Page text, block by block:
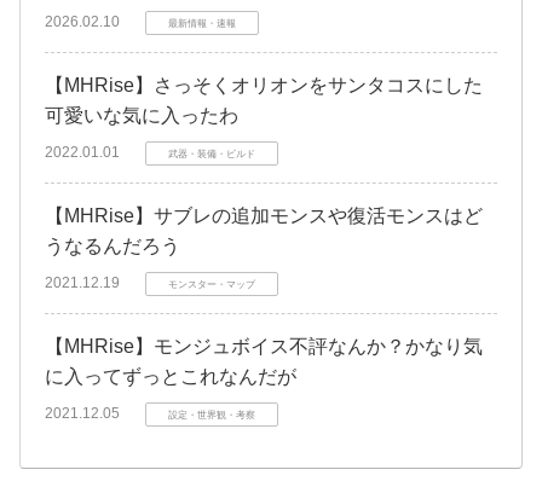
2026.02.10 最新情報・速報
【MHRise】さっそくオリオンをサンタコスにした
可愛いな気に入ったわ
2022.01.01 武器・装備・ビルド
【MHRise】サブレの追加モンスや復活モンスはど
うなるんだろう
2021.12.19 モンスター・マップ
【MHRise】モンジュボイス不評なんか？かなり気
に入ってずっとこれなんだが
2021.12.05 設定・世界観・考察